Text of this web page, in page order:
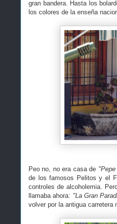
gran bandera. Hasta los
los colores de la enseña
Peo no, no era casa de
de los famosos Pelitos y el
controles de alcoholemia.
llamaba ahora: "La Gran
volver por la antigua carretera